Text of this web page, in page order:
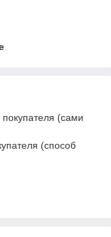
(сами
(способ